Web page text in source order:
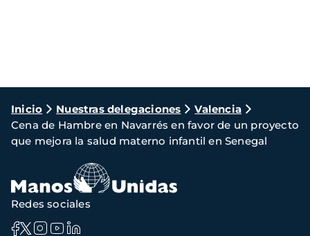
Ruta
de
navegación
Inicio Nuestras delegaciones
Valencia
Cena de Hambre en Navarrés en favor de un proyecto
que mejora la salud materno infantil en Senegal
Redes sociales